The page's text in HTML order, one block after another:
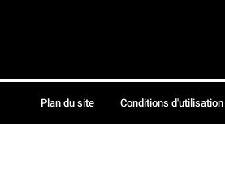
Plan du site Conditions d'utilisation